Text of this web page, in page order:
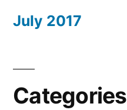
July 2017
Categories